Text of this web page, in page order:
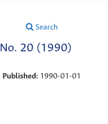
Search
No. 20 (1990)
Published: 1990-01-01